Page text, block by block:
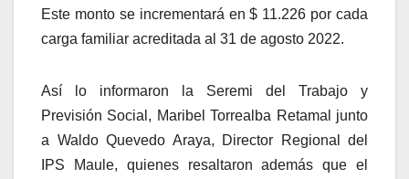
Este monto se incrementará en $ 11.226 por cada
carga familiar acreditada al 31 de agosto 2022.
Así lo informaron la Seremi del Trabajo y
Previsión Social, Maribel Torrealba Retamal junto
a Waldo Quevedo Araya, Director Regional del
IPS Maule, quienes resaltaron además que el